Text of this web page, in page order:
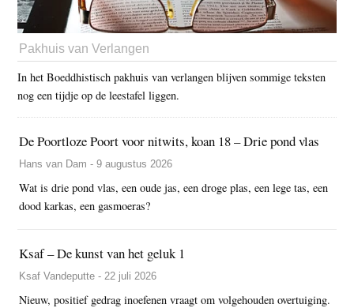
Pakhuis van Verlangen
In het Boeddhistisch pakhuis van verlangen blijven sommige teksten
nog een tijdje op de leestafel liggen.
De Poortloze Poort voor nitwits, koan 18 – Drie pond vlas
Hans van Dam - 9 augustus 2026
Wat is drie pond vlas, een oude jas, een droge plas, een lege tas, een
dood karkas, een gasmoeras?
Ksaf – De kunst van het geluk 1
Ksaf Vandeputte - 22 juli 2026
Nieuw, positief gedrag inoefenen vraagt om volgehouden overtuiging.